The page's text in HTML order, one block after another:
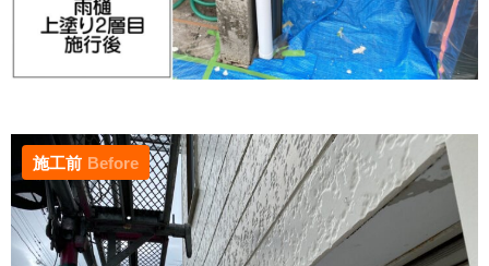
施工前 Before